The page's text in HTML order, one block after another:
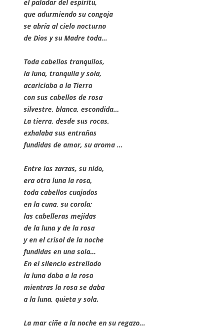
el paladar del espíritu,
que adurmiendo su congoja
se abría al cielo nocturno
de Dios y su Madre toda…
Toda cabellos tranquilos,
la luna, tranquila y sola,
acariciaba a la Tierra
con sus cabellos de rosa
silvestre, blanca, escondida…
La tierra, desde sus rocas,
exhalaba sus entrañas
fundidas de amor, su aroma …
Entre las zarzas, su nido,
era otra luna la rosa,
toda cabellos cuajados
en la cuna, su corola;
las cabelleras mejidas
de la luna y de la rosa
y en el crisol de la noche
fundidas en una sola…
En el silencio estrellado
la luna daba a la rosa
mientras la rosa se daba
a la luna, quieta y sola.
La mar ciñe a la noche en su regazo…